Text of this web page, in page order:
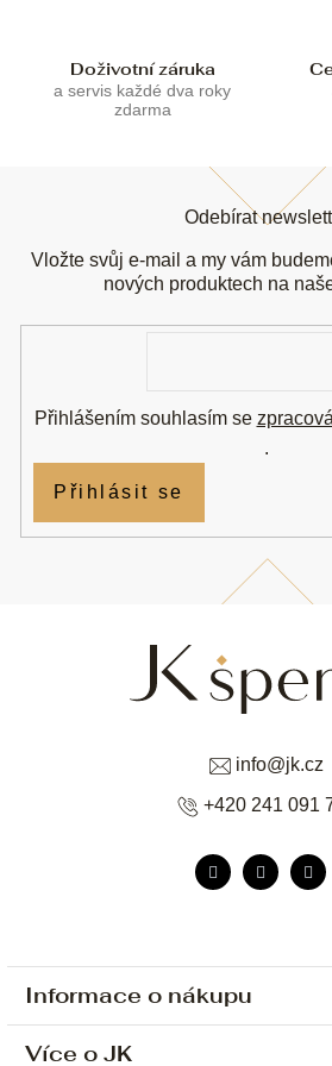
Doživotní záruka
a servis každé dva roky
zdarma
Informace o nákupu
Ochrana osobních údajů
Více o JK
info@jk.cz
+420 241 091
Odebírat
Vložte svůj e-mail a my vám
nových produktech na
Přihlášením souhlasím se
.
Přihlásit se